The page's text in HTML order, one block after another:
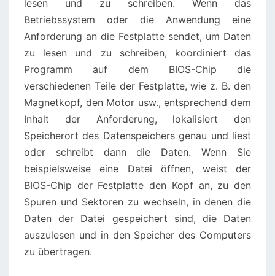
lesen und zu schreiben. Wenn das
Betriebssystem oder die Anwendung eine
Anforderung an die Festplatte sendet, um Daten
zu lesen und zu schreiben, koordiniert das
Programm auf dem BIOS-Chip die
verschiedenen Teile der Festplatte, wie z. B. den
Magnetkopf, den Motor usw., entsprechend dem
Inhalt der Anforderung, lokalisiert den
Speicherort des Datenspeichers genau und liest
oder schreibt dann die Daten. Wenn Sie
beispielsweise eine Datei öffnen, weist der
BIOS-Chip der Festplatte den Kopf an, zu den
Spuren und Sektoren zu wechseln, in denen die
Daten der Datei gespeichert sind, die Daten
auszulesen und in den Speicher des Computers
zu übertragen.